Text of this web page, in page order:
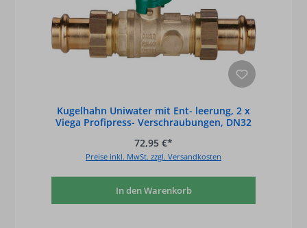
Kugelhahn Uniwater mit Ent- leerung, 2 x
Viega Profipress- Verschraubungen, DN32
72,95 €*
Preise inkl. MwSt. zzgl. Versandkosten
In den Warenkorb